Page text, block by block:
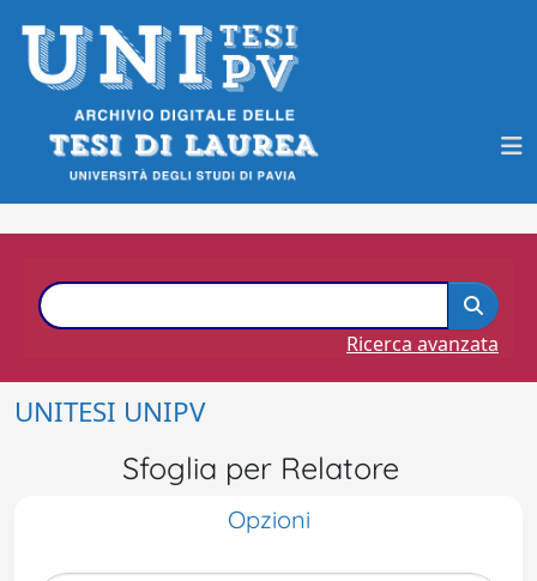
Ricerca avanzata
UNITESI UNIPV
Sfoglia per Relatore
Opzioni